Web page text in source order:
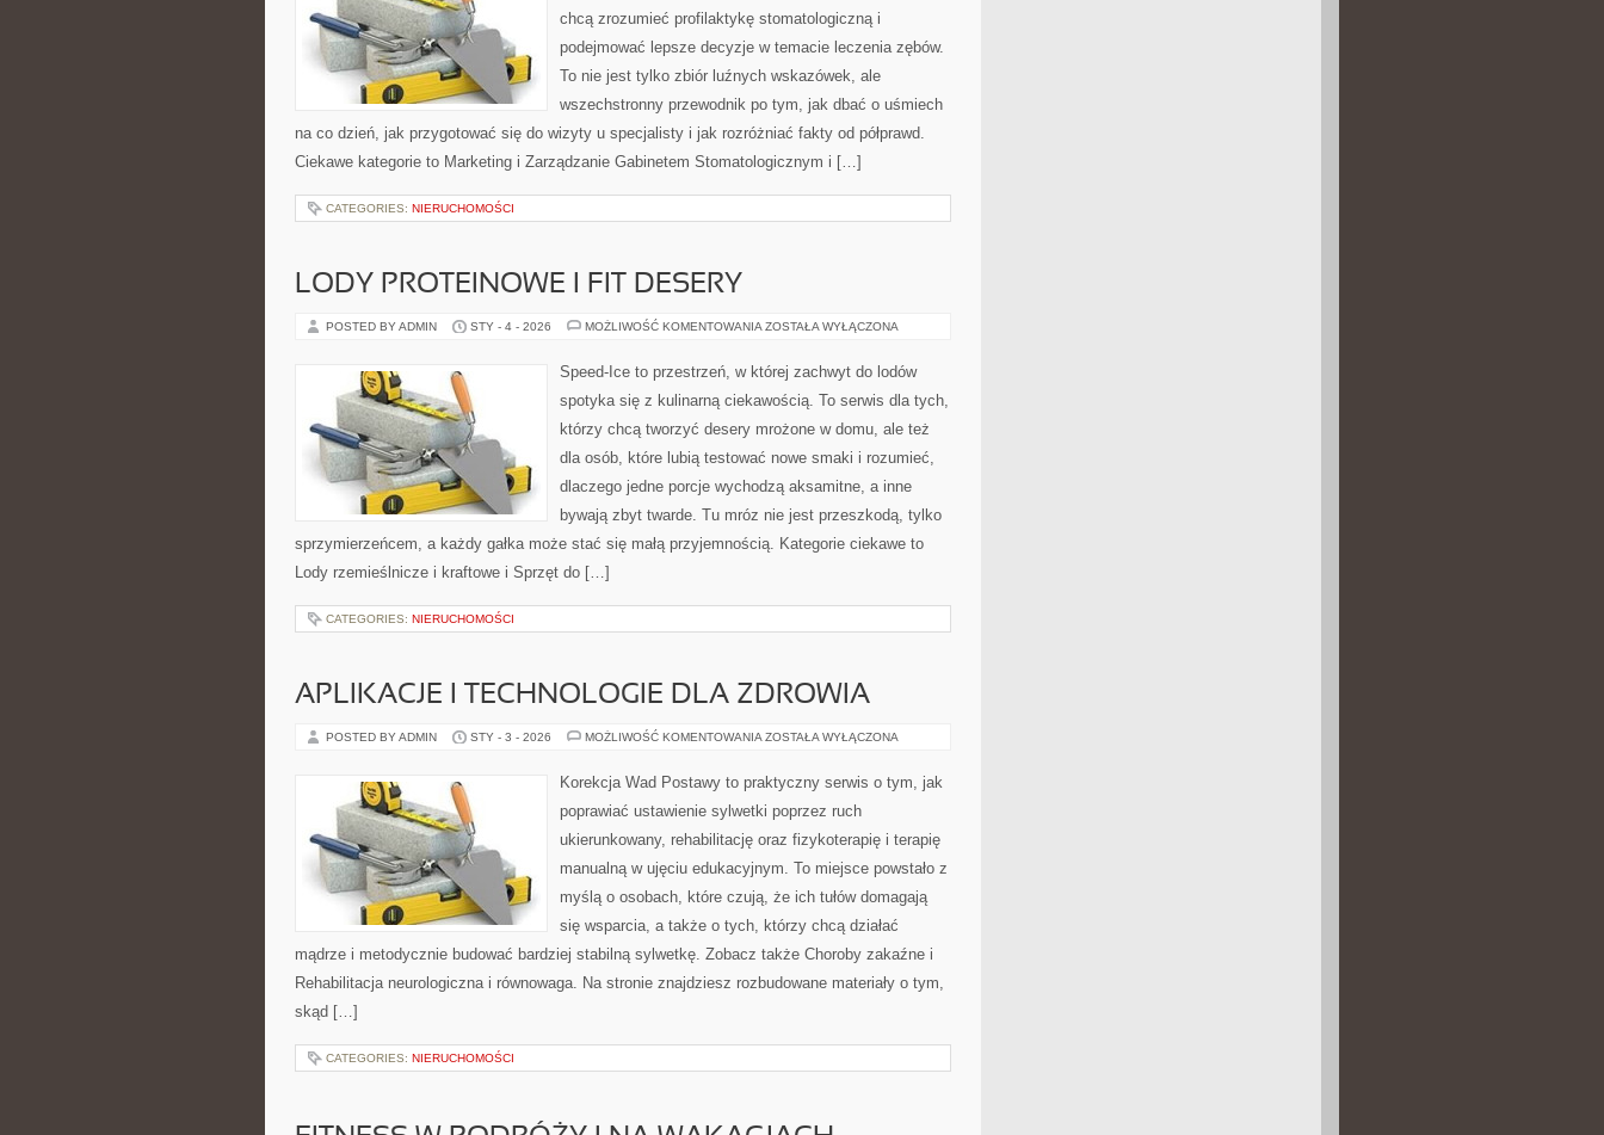
chcą zrozumieć profilaktykę stomatologiczną i
podejmować lepsze decyzje w temacie leczenia zębów.
To nie jest tylko zbiór luźnych wskazówek, ale
wszechstronny przewodnik po tym, jak dbać o uśmiech
na co dzień, jak przygotować się do wizyty u specjalisty i jak rozróżniać fakty od półprawd.
Ciekawe kategorie to Marketing i Zarządzanie Gabinetem Stomatologicznym i […]
CATEGORIES: NIERUCHOMOŚCI
LODY PROTEINOWE I FIT DESERY
POSTED BY ADMIN STY - 4 - 2026 MOŻLIWOŚĆ KOMENTOWANIA LODY
FIT
DESERY
ZOSTAŁA WYŁĄCZONA
Speed-Ice to przestrzeń, w której zachwyt do lodów
spotyka się z kulinarną ciekawością. To serwis dla tych,
którzy chcą tworzyć desery mrożone w domu, ale też
dla osób, które lubią testować nowe smaki i rozumieć,
dlaczego jedne porcje wychodzą aksamitne, a inne
bywają zbyt twarde. Tu mróz nie jest przeszkodą, tylko
sprzymierzeńcem, a każdy gałka może stać się małą przyjemnością. Kategorie ciekawe to
Lody rzemieślnicze i kraftowe i Sprzęt do […]
CATEGORIES: NIERUCHOMOŚCI
APLIKACJE I TECHNOLOGIE DLA ZDROWIA
POSTED BY ADMIN STY - 3 - 2026 MOŻLIWOŚĆ KOMENTOWANIA APLIKACJE
DLA
ZDROWIA
ZOSTAŁA WYŁĄCZONA
Korekcja Wad Postawy to praktyczny serwis o tym, jak
poprawiać ustawienie sylwetki poprzez ruch
ukierunkowany, rehabilitację oraz fizykoterapię i terapię
manualną w ujęciu edukacyjnym. To miejsce powstało z
myślą o osobach, które czują, że ich tułów domagają
się wsparcia, a także o tych, którzy chcą działać
mądrze i metodycznie budować bardziej stabilną sylwetkę. Zobacz także Choroby zakaźne i
Rehabilitacja neurologiczna i równowaga. Na stronie znajdziesz rozbudowane materiały o tym,
skąd […]
CATEGORIES: NIERUCHOMOŚCI